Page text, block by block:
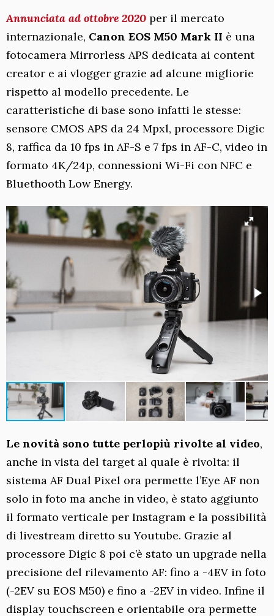
Annunciata ad ottobre 2020 per il mercato
internazionale, Canon EOS M50 Mark II è una
fotocamera Mirrorless APS dedicata ai content
creator e ai vlogger grazie ad alcune migliorie
rispetto al modello precedente. Le
caratteristiche di base sono infatti le stesse:
sensore CMOS APS da 24 Mpxl, processore Digic
8, raffica da 10 fps in AF-S e 7 fps in AF-C, video in
formato 4K/24p, connessioni Wi-Fi con NFC e
Bluethooth Low Energy.
Le novità sono tutte perlopiù rivolte al video,
anche in vista del target al quale è rivolta: il
sistema AF Dual Pixel ora permette l’Eye AF non
solo in foto ma anche in video, è stato aggiunto
il formato verticale per Instagram e la possibilità
di livestream diretto su Youtube. Grazie al
processore Digic 8 poi c’è stato un upgrade nella
precisione del rilevamento AF: fino a -4EV in foto
(-2EV su EOS M50) e fino a -2EV in video. Infine il
display touchscreen e orientabile ora permette